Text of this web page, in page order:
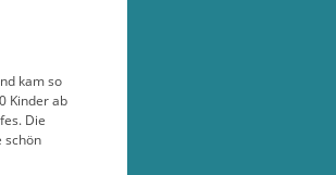
kam so
Kinder ab
Die
schön